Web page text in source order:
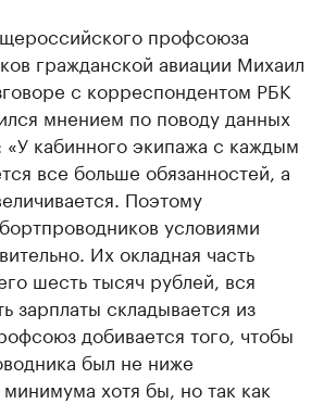
профсоюза
гражданской авиации Михаил
с корреспондентом РБК
мнением по поводу данных
«У кабинного экипажа с каждым
все больше обязанностей, а
Поэтому
условиями
Их окладная часть
шесть тысяч рублей, вся
зарплаты складывается из
добивается того, чтобы
был не ниже
хотя бы, но так как